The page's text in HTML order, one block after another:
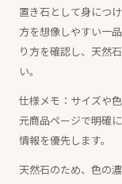
置き石として身につ
方を想像しやすい一
り方を確認し、天然
い。
仕様メモ：サイズや
元商品ページで明確
情報を優先します。
天然石のため、色の